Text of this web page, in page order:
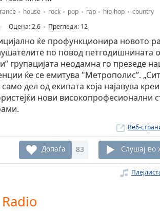
house rock pop rap hip-hop
country
Оцена:2.6 Прегледи: 12
ќе профункционира новото
по повод петгодишнината
групацијата неодамна го презеде
ќе се емитува "Метрополис”.
дел од екипата која најавува
нови високопрофесионални
Веб-
Допаѓа 83 Слушај во